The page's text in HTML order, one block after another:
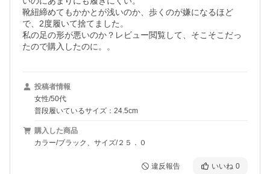
靴紐締めてもかかとが浅いのか、歩くのが嫌になるほど
で、2度履いて捨てました。
私の足の形が悪いのか？レビュー閲覧して、そこそこだっ
たので購入したのに。。
投稿者情報
女性/50代
普段履いているサイズ：24.5cm
購入した商品
カラー/ブラック、サイズ/２５．０
違反報告 いいね 0